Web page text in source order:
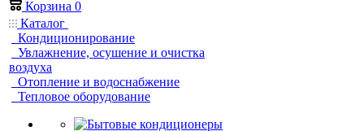
Корзина 0
Каталог
Кондиционирование
Увлажнение, осушение и очистка
воздуха
Отопление и водоснабжение
Тепловое оборудование